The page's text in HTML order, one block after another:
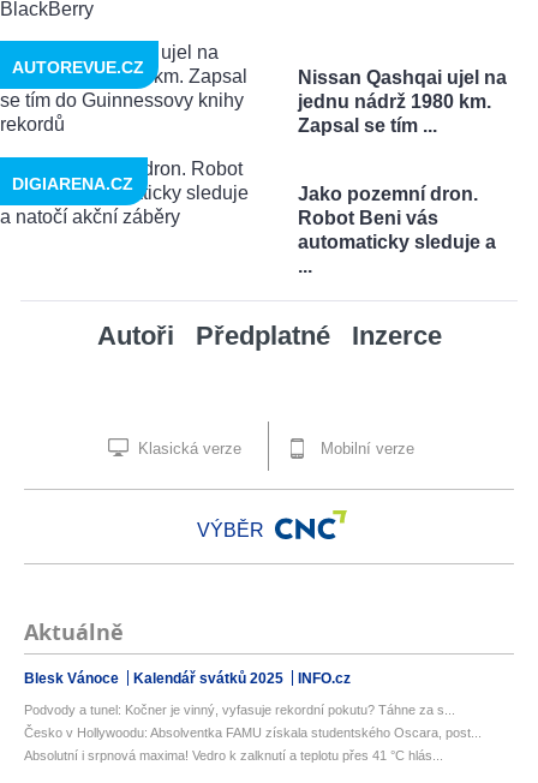
Nissan Qashqai ujel na
jednu nádrž 1980 km.
Zapsal se tím ...
AUTOREVUE.CZ
Jako pozemní dron.
Robot Beni vás
automaticky sleduje a
...
DIGIARENA.CZ
Autoři Předplatné Inzerce
Klasická verze Mobilní verze
VÝBĚR
Aktuálně
Blesk Vánoce Kalendář svátků 2025 INFO.cz
Podvody a tunel: Kočner je vinný, vyfasuje rekordní pokutu? Táhne za s...
Česko v Hollywoodu: Absolventka FAMU získala studentského Oscara, post...
Absolutní i srpnová maxima! Vedro k zalknutí a teplotu přes 41 °C hlás...